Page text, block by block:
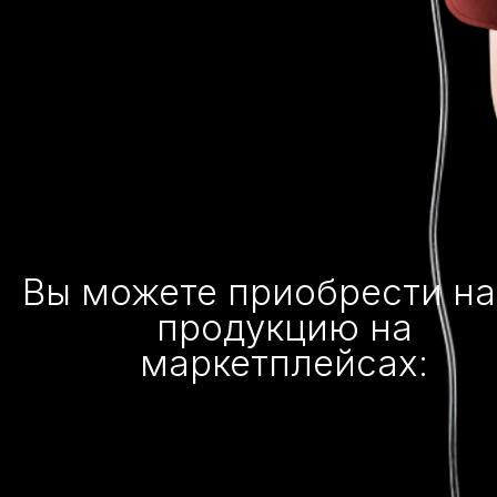
Вы можете приобрести
продукцию на
маркетплейсах: